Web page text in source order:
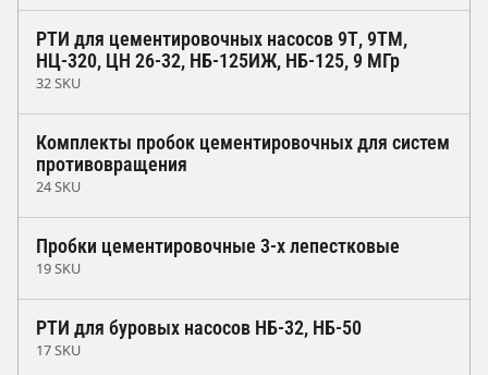
РТИ для цементировочных насосов 9Т, 9ТМ,
НЦ-320, ЦН 26-32, НБ-125ИЖ, НБ-125, 9 МГр
32 SKU
Комплекты пробок цементировочных для систем
противовращения
24 SKU
Пробки цементировочные 3-х лепестковые
19 SKU
РТИ для буровых насосов НБ-32, НБ-50
17 SKU